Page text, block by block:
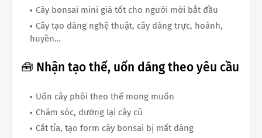
Cây bonsai mini giá tốt cho người mới bắt đầu
Cây tạo dáng nghệ thuật, cây dáng trực, hoành,
huyền…
🧰 Nhận tạo thế, uốn dáng theo yêu cầu
Uốn cây phôi theo thế mong muốn
Chăm sóc, dưỡng lại cây cũ
Cắt tỉa, tạo form cây bonsai bị mất dáng